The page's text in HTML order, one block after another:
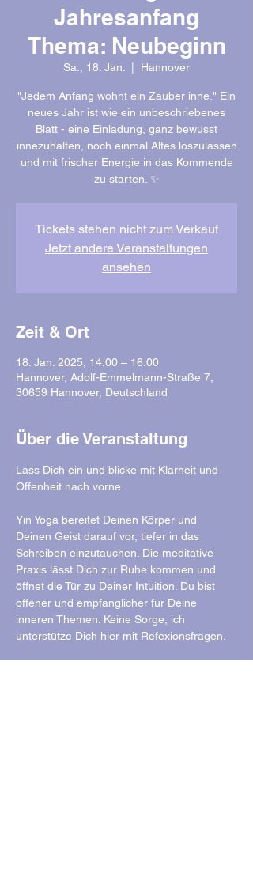
Jahresanfang
Thema: Neubeginn
Sa., 18. Jan. Hannover
"Jedem Anfang wohnt ein Zauber inne." Ein
neues Jahr ist wie ein unbeschriebenes
Blatt - eine Einladung, ganz bewusst
innezuhalten, noch einmal Altes loszulassen
und mit frischer Energie in das Kommende
zu starten. ✨
Tickets stehen nicht zum Verkauf
Jetzt andere Veranstaltungen
ansehen
Zeit & Ort
18. Jan. 2025, 14:00 – 16:00
Hannover, Adolf-Emmelmann-Straße 7,
30659 Hannover, Deutschland
Über die Veranstaltung
Lass Dich ein und blicke mit Klarheit und
Offenheit nach vorne.
Yin Yoga bereitet Deinen Körper und
Deinen Geist darauf vor, tiefer in das
Schreiben einzutauchen. Die meditative
Praxis lässt Dich zur Ruhe kommen und
öffnet die Tür zu Deiner Intuition. Du bist
offener und empfänglicher für Deine
inneren Themen. Keine Sorge, ich
unterstütze Dich hier mit Refexionsfragen.